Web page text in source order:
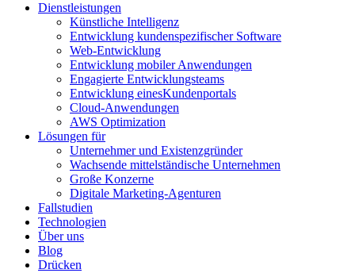
Dienstleistungen
Künstliche Intelligenz
Entwicklung kundenspezifischer Software
Web-Entwicklung
Entwicklung mobiler Anwendungen
Engagierte Entwicklungsteams
Entwicklung einesKundenportals
Cloud-Anwendungen
AWS Optimization
Lösungen für
Unternehmer und Existenzgründer
Wachsende mittelständische Unternehmen
Große Konzerne
Digitale Marketing-Agenturen
Fallstudien
Technologien
Über uns
Blog
Drücken